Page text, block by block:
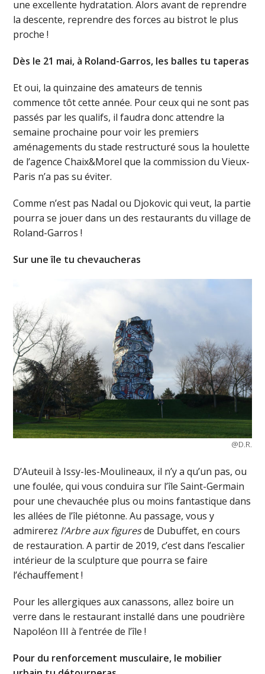
une excellente hydratation. Alors avant de reprendre
la descente, reprendre des forces au bistrot le plus
proche !
Dès le 21 mai, à Roland-Garros, les balles tu taperas
Et oui, la quinzaine des amateurs de tennis
commence tôt cette année. Pour ceux qui ne sont pas
passés par les qualifs, il faudra donc attendre la
semaine prochaine pour voir les premiers
aménagements du stade restructuré sous la houlette
de l’agence Chaix&Morel que la commission du Vieux-
Paris n’a pas su éviter.
Comme n’est pas Nadal ou Djokovic qui veut, la partie
pourra se jouer dans un des restaurants du village de
Roland-Garros !
Sur une île tu chevaucheras
@D.R.
D’Auteuil à Issy-les-Moulineaux, il n’y a qu’un pas, ou
une foulée, qui vous conduira sur l’île Saint-Germain
pour une chevauchée plus ou moins fantastique dans
les allées de l’île piétonne. Au passage, vous y
admirerez l’Arbre aux figuresde Dubuffet, en cours
de restauration. A partir de 2019, c’est dans l’escalier
intérieur de la sculpture que pourra se faire
l’échauffement !
Pour les allergiques aux canassons, allez boire un
verre dans le restaurant installé dans une poudrière
Napoléon III à l’entrée de l’île !
Pour du renforcement musculaire, le mobilier